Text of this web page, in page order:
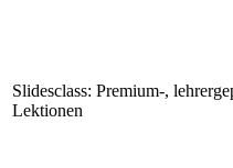
Slidesclass: Premium-,
Lektionen